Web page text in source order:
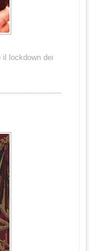
il lockdown dei